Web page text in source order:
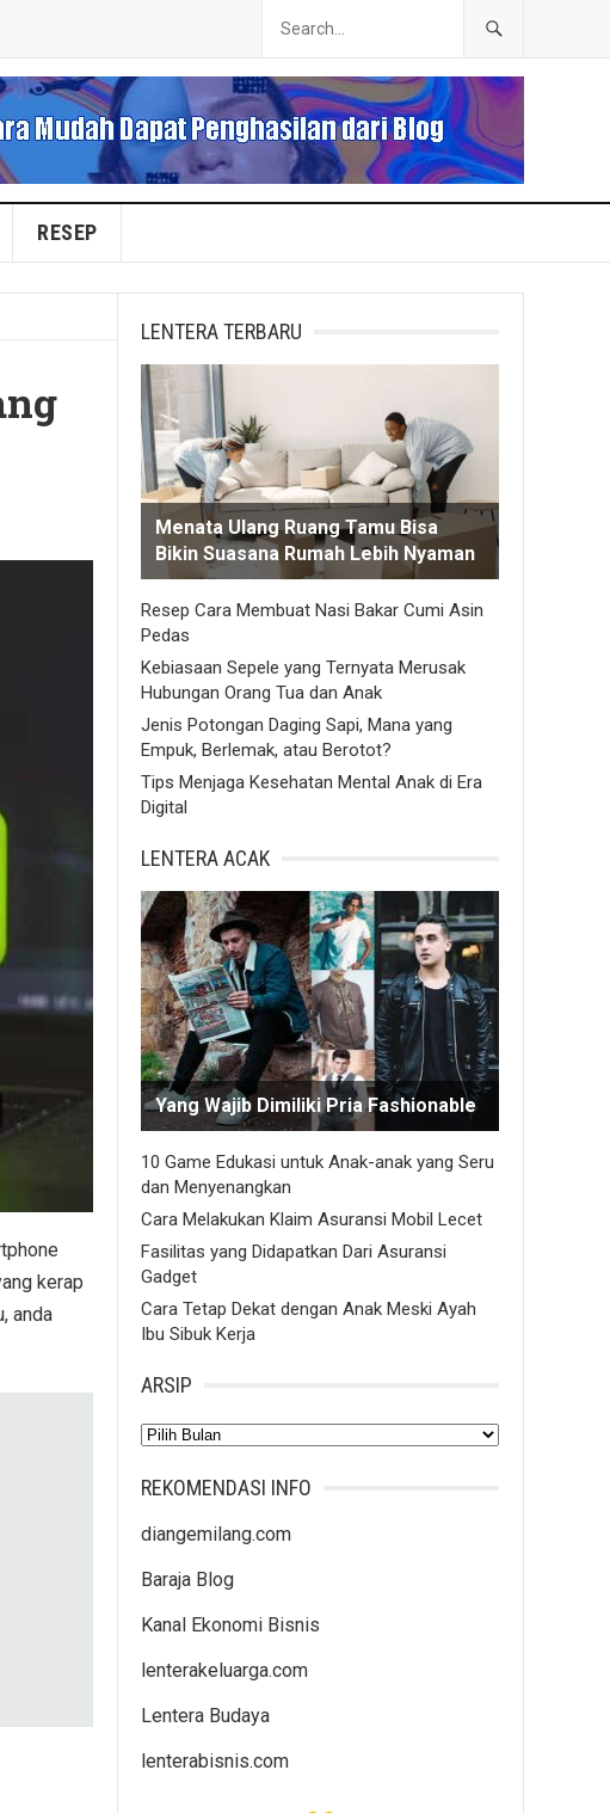
RESEP
kerap
anda
LENTERA TERBARU
Menata Ulang Ruang Tamu Bisa
Bikin Suasana Rumah Lebih Nyaman
Resep Cara Membuat Nasi Bakar Cumi Asin
Pedas
Kebiasaan Sepele yang Ternyata Merusak
Hubungan Orang Tua dan Anak
Jenis Potongan Daging Sapi, Mana yang
Empuk, Berlemak, atau Berotot?
Tips Menjaga Kesehatan Mental Anak di Era
Digital
LENTERA ACAK
Yang Wajib Dimiliki Pria Fashionable
10 Game Edukasi untuk Anak-anak yang Seru
dan Menyenangkan
Cara Melakukan Klaim Asuransi Mobil Lecet
Fasilitas yang Didapatkan Dari Asuransi
Gadget
Cara Tetap Dekat dengan Anak Meski Ayah
Ibu Sibuk Kerja
ARSIP
Arsip
REKOMENDASI INFO
diangemilang.com
Baraja Blog
Kanal Ekonomi Bisnis
lenterakeluarga.com
Lentera Budaya
lenterabisnis.com